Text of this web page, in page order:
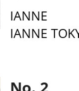
IANNE
IANNE